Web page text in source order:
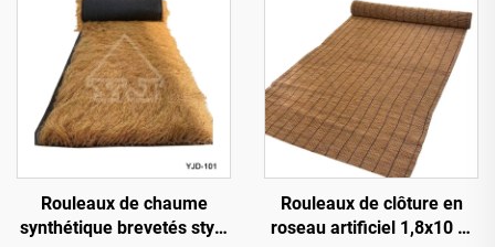
Rouleaux de chaume
synthétique brevetés style
Rouleaux de clôture en
roseau artificiel 1,8x10 m